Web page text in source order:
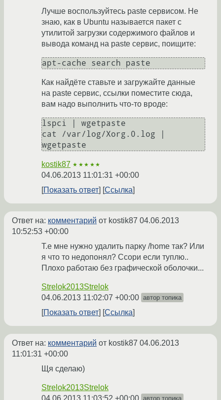
Лучше воспользуйтесь paste сервисом. Не
знаю, как в Ubuntu называется пакет с
утилитой загрузки содержимого файлов и
вывода команд на paste сервис, поищите:
Как найдёте ставьте и загружайте данные
на paste сервис, ссылки поместите сюда,
вам надо выполнить что-то вроде:
lspci | wgetpaste
cat /var/log/Xorg.0.log |
kostik87 ★★★★★
04.06.2013 11:01:31 +00:00
Показать ответ
Ссылка
Ответ на: комментарий от kostik87 04.06.2013
10:52:53 +00:00
Т.е мне нужно удалить парку /home так? Или
я что то недопонял? Ссори если туплю..
Плохо работаю без графической оболочки...
Strelok2013Strelok
04.06.2013 11:02:07 +00:00 автор топика
Показать ответ Ссылка
Ответ на: комментарий от kostik87 04.06.2013
11:01:31 +00:00
Щя сделаю)
Strelok2013Strelok
автор топика